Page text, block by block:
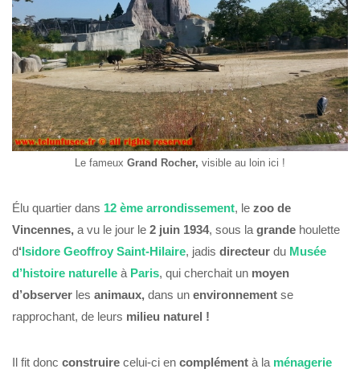
Le fameux Grand Rocher, visible au loin ici !
Élu quartier dans 12 ème arrondissement, le zoo de
Vincennes, a vu le jour le 2 juin 1934, sous la grande houlette
d‘Isidore Geoffroy Saint-Hilaire, jadis directeur du Musée
d’histoire naturelle à Paris, qui cherchait un moyen
d’observer les animaux, dans un environnement se
rapprochant, de leurs milieu naturel !
Il fit donc construire celui-ci en complément à la ménagerie